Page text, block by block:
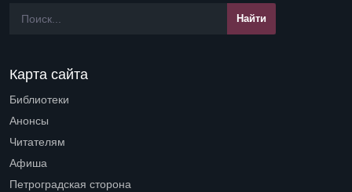
Карта сайта
Библиотеки
Анонсы
Читателям
Афиша
Петроградская сторона